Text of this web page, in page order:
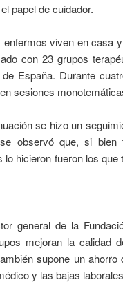
papel de cuidador.
viven en casa
con 23 grupos
España. Durante
sesiones
se hizo un
observó que, si bien
hicieron fueron los que
general de la
mejoran la calidad
supone un ahorro
y las bajas